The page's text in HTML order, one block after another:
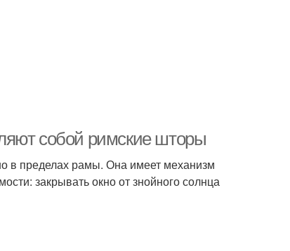
собой римские шторы
в пределах рамы. Она имеет механизм
закрывать окно от знойного солнца